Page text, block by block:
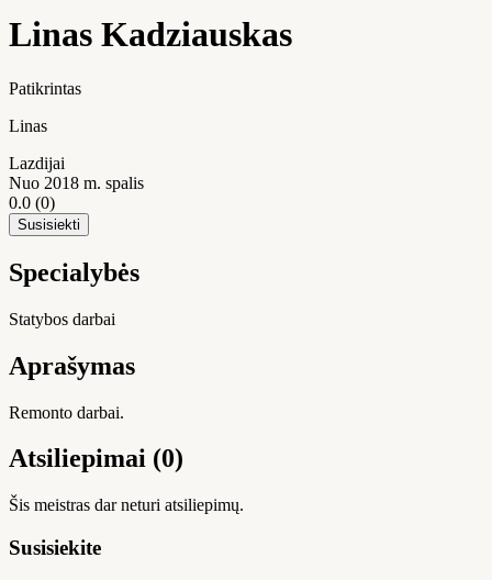
Linas Kadziauskas
Patikrintas
Linas
Lazdijai
Nuo 2018 m. spalis
0.0 (0)
Susisiekti
Specialybės
Statybos darbai
Aprašymas
Remonto darbai.
Atsiliepimai (0)
Šis meistras dar neturi atsiliepimų.
Susisiekite